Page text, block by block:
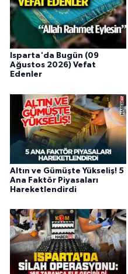
Isparta'da Bugün (09
Ağustos 2026) Vefat
Edenler
Altın ve Gümüşte Yükseliş! 5
Ana Faktör Piyasaları
Hareketlendirdi